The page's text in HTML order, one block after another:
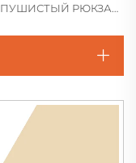
ПУШИСТЫЙ РЮКЗАК&СУМКА